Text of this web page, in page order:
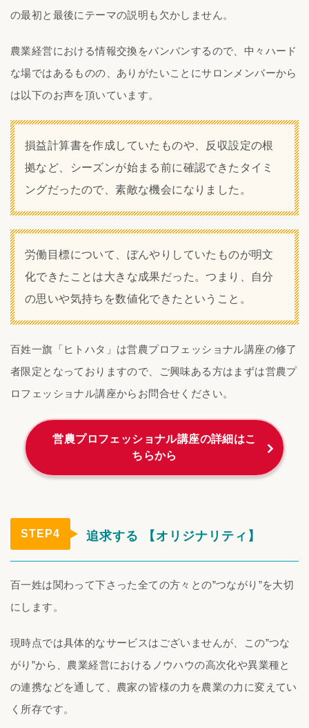
の最初と最後にテーマの説明も欠かしません。
農業経営における情報交換をバンバンするので、中々ハード
な場ではあるものの、ありがたいことにサロンメンバーから
は以下のお声を頂いています。
損益計算書を作成していたものや、反収設定の根
拠など、シーズンが始まる前に確認できたタイミ
ングだったので、素敵な機会になりました。
労働目標について、ぼんやりしていたものが明文
化できたことは大きな成果だった。つまり、自分
の思いや気持ちを数値化できたということ。
百姓一旗「ヒトハタ」は営農プロフェッショナル講座の修了
者限定となっておりますので、ご興味ある方はまずは営農プ
ロフェッショナル講座からお問合せください。
営農プロフェッショナル講座の詳細はこ
ちらから
STEP4 追求する 【オリジナリティ】
百一姓は関わって下さった全ての方々との”つながり”を大切
にします。
現時点では具体的なサービスはございませんが、この”つな
がり”から、農業経営におけるノウハウの高次化や異業種と
の連携などを通して、農家の皆様の力を農業の力に変えてい
く所存です。